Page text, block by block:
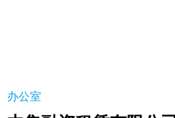
办公室